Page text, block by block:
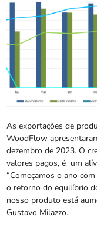
As exportações de
WoodFlow
dezembro de 2023. O
valores pagos, é um
“Começamos o ano
o retorno do equilíbrio
nosso produto está
Gustavo Milazzo.